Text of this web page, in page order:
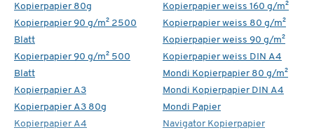
Kopierpapier 80g
Kopierpapier 90 g/m² 2500
Blatt
Kopierpapier 90 g/m² 500
Blatt
Kopierpapier A3
Kopierpapier A3 80g
Kopierpapier A4
Kopierpapier weiss 160 g/m²
Kopierpapier weiss 80 g/m²
Kopierpapier weiss 90 g/m²
Kopierpapier weiss DIN A4
Mondi Kopierpapier 80 g/m²
Mondi Kopierpapier DIN A4
Mondi Papier
Navigator Kopierpapier